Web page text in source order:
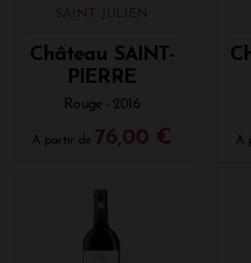
SAINT-JULIEN
Château SAINT-
PIERRE
Rouge - 2016
A partir de 76,00 € A